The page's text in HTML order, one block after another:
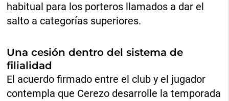
habitual para los porteros llamados a dar el
salto a categorías superiores.
Una cesión dentro del sistema de
filialidad
El acuerdo firmado entre el club y el jugador
contempla que Cerezo desarrolle la temporada